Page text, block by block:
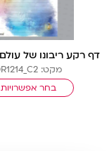
מקט: DR1214_C2
בחר אפשרויות